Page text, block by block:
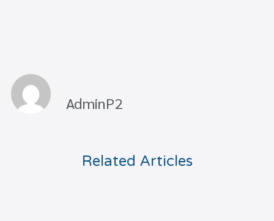
AdminP2
Related Articles